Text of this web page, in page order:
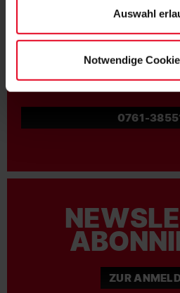
Auswahl
Notwendige
NOCH
0761-
ZUR